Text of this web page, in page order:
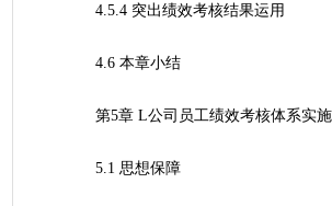
	4.5.4 突出绩效考核结果运用
	4.6 本章小结
第5章 L公司员工绩效考核体系实
	5.1 思想保障